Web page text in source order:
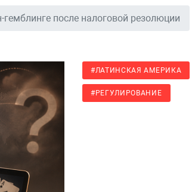
после налоговой резолюции
#ЛАТИНСКАЯ АМЕРИКА
#РЕГУЛИРОВАНИЕ